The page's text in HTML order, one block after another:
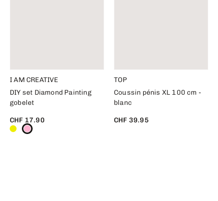
I AM CREATIVE
DIY set Diamond Painting
gobelet
CHF 17.90
TOP
Coussin pénis XL 100 cm -
blanc
CHF 39.95